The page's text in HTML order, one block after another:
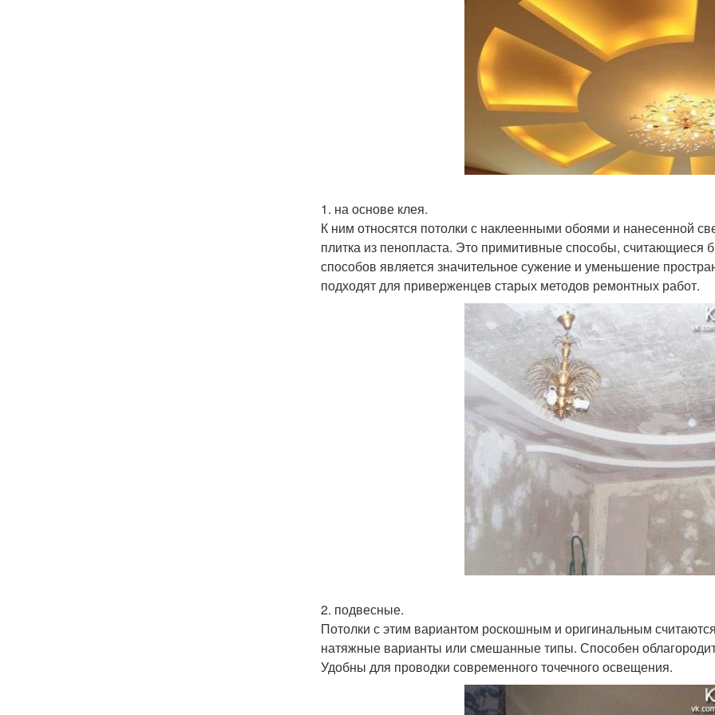
1. на основе клея.
К ним относятся потолки с наклеенными обоями и нанесенной
плитка из пенопласта. Это примитивные способы,
способов является значительное сужение и уменьшение
подходят для приверженцев старых методов ремонтных работ.
2. подвесные.
Потолки с этим вариантом роскошным и оригинальным
натяжные варианты или смешанные типы. Способен
Удобны для проводки современного точечного освещения.